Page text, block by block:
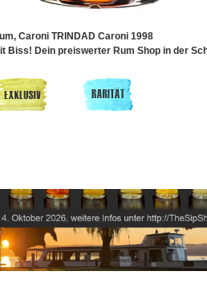
Caroni TRINDAD Caroni 1998
Biss! Dein preiswerter Rum Shop in der